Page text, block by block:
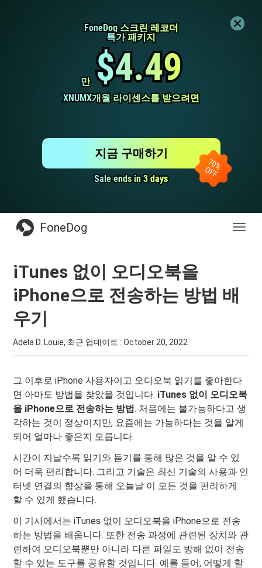
FoneDog 스크린 레코더
FoneDog 스크린 레코더
특가 패키지
특가 패키지
만
만 $4.49
$4.49
XNUMX개월 라이센스를 받으려면
XNUMX개월 라이센스를 받으려면
Sale ends in 3 days
Sale ends in 3 days
지금 구매하기
전
FoneDog
iTunes 없이 오디오북을
iPhone으로 전송하는 방법 배
우기
Adela D. Louie, 최근 업데이트 :October 20, 2022
그 이후로 iPhone 사용자이고 오디오북 읽기를 좋아한다
면 아마도 방법을 찾았을 것입니다. iTunes 없이 오디오북
을 iPhone으로 전송하는 방법. 처음에는 불가능하다고 생
각하는 것이 정상이지만, 요즘에는 가능하다는 것을 알게
되어 얼마나 좋은지 모릅니다.
시간이 지날수록 읽기와 듣기를 통해 많은 것을 알 수 있
어 더욱 편리합니다. 그리고 기술은 최신 기술의 사용과 인
터넷 연결의 향상을 통해 오늘날 이 모든 것을 편리하게
할 수 있게 했습니다.
이 기사에서는 iTunes 없이 오디오북을 iPhone으로 전송
하는 방법을 배웁니다. 또한 전송 과정에 관련된 장치와 관
련하여 오디오북뿐만 아니라 다른 파일도 방해 없이 전송
할 수 있는 도구를 공유할 것입니다. 예를 들어, 어떻게 할